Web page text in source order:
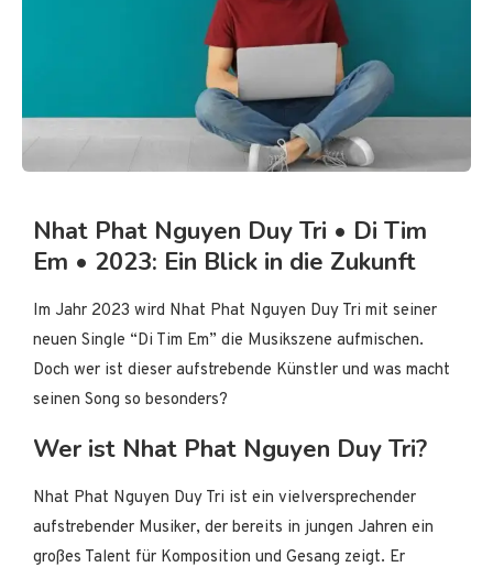
Nhat Phat Nguyen Duy Tri • Di Tim
Em • 2023: Ein Blick in die Zukunft
Im Jahr 2023 wird Nhat Phat Nguyen Duy Tri mit seiner
neuen Single “Di Tim Em” die Musikszene aufmischen.
Doch wer ist dieser aufstrebende Künstler und was macht
seinen Song so besonders?
Wer ist Nhat Phat Nguyen Duy Tri?
Nhat Phat Nguyen Duy Tri ist ein vielversprechender
aufstrebender Musiker, der bereits in jungen Jahren ein
großes Talent für Komposition und Gesang zeigt. Er